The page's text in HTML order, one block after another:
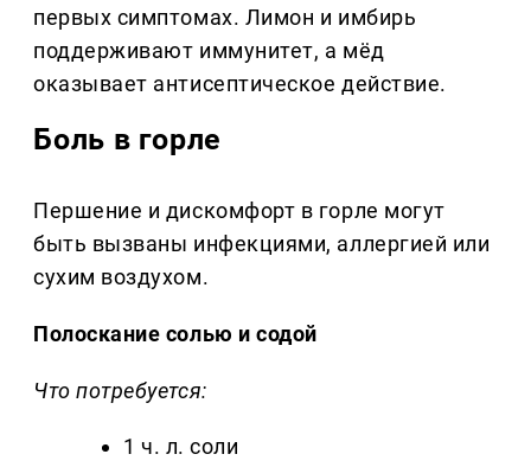
первых симптомах. Лимон и имбирь
поддерживают иммунитет, а мёд
оказывает антисептическое действие.
Боль в горле
Першение и дискомфорт в горле могут
быть вызваны инфекциями, аллергией или
сухим воздухом.
Полоскание солью и содой
Что потребуется:
1 ч. л. соли